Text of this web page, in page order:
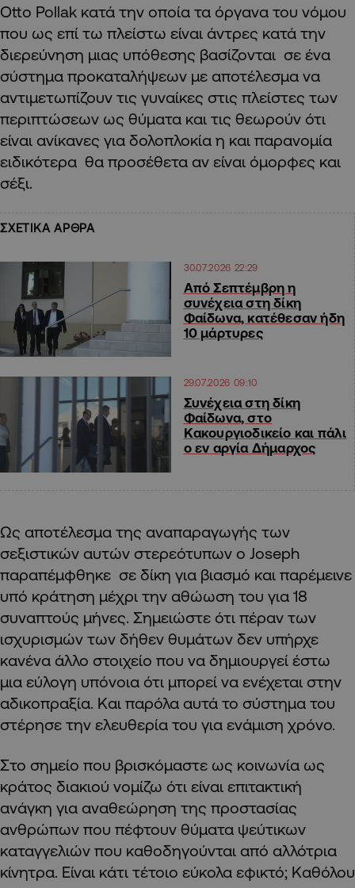
Otto Pollak κατά την οποία τα όργανα του νόμου
που ως επί τω πλείστω είναι άντρες κατά την
διερεύνηση μιας υπόθεσης βασίζονται σε ένα
σύστημα προκαταλήψεων με αποτέλεσμα να
αντιμετωπίζουν τις γυναίκες στις πλείστες των
περιπτώσεων ως θύματα και τις θεωρούν ότι
είναι ανίκανες για δολοπλοκία η και παρανομία
ειδικότερα θα προσέθετα αν είναι όμορφες και
σέξι.
ΣΧΕΤΙΚΑ ΑΡΘΡΑ
30.07.2026 22:29
Από Σεπτέμβρη η
συνέχεια στη δίκη
Φαίδωνα, κατέθεσαν ήδη
10 μάρτυρες
29.07.2026 09:10
Συνέχεια στη δίκη
Φαίδωνα, στο
Κακουργιοδικείο και πάλι
ο εν αργία Δήμαρχος
Ως αποτέλεσμα της αναπαραγωγής των
σεξιστικών αυτών στερεότυπων ο Joseph
παραπέμφθηκε σε δίκη για βιασμό και παρέμεινε
υπό κράτηση μέχρι την αθώωση του για 18
συναπτούς μήνες. Σημειώστε ότι πέραν των
ισχυρισμών των δήθεν θυμάτων δεν υπήρχε
κανένα άλλο στοιχείο που να δημιουργεί έστω
μια εύλογη υπόνοια ότι μπορεί να ενέχεται στην
αδικοπραξία. Και παρόλα αυτά το σύστημα του
στέρησε την ελευθερία του για ενάμιση χρόνο.
Στο σημείο που βρισκόμαστε ως κοινωνία ως
κράτος διακιού νομίζω ότι είναι επιτακτική
ανάγκη για αναθεώρηση της προστασίας
ανθρώπων που πέφτουν θύματα ψεύτικων
καταγγελιών που καθοδηγούνται από αλλότρια
κίνητρα. Είναι κάτι τέτοιο εύκολα εφικτό; Καθόλου